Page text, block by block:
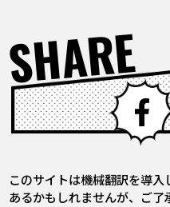
SHARE
このサイトは機械翻訳を導
あるかもしれませんが、ご了